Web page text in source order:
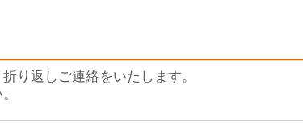
り返しご連絡をいたします。